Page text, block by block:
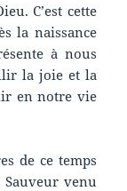
C’est cette
la naissance
à nous
la joie et la
en notre vie
de ce temps
Sauveur venu